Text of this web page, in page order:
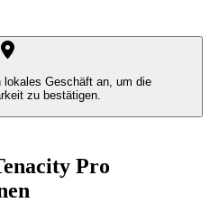
lokales Geschäft an, um die
zu bestätigen.
Pro